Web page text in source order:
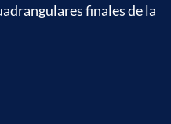
finales de la